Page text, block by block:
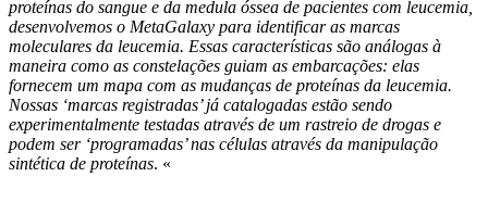
proteínas do sangue e da medula óssea de pacientes com leucemia,
desenvolvemos o MetaGalaxy para identificar as marcas
moleculares da leucemia. Essas características são análogas à
maneira como as constelações guiam as embarcações: elas
fornecem um mapa com as mudanças de proteínas da leucemia.
Nossas ‘marcas registradas’ já catalogadas estão sendo
experimentalmente testadas através de um rastreio de drogas e
podem ser ‘programadas’ nas células através da manipulação
sintética de proteínas. «